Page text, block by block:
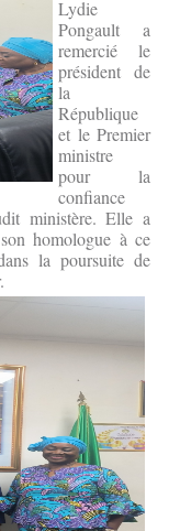
Lydie
Pongault a
remercié le
président de
la
République
et le Premier
ministre
pour la
confiance
ministère. Elle a
homologue à ce
la poursuite de